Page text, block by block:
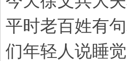
平时老百姓有
们年轻人说睡